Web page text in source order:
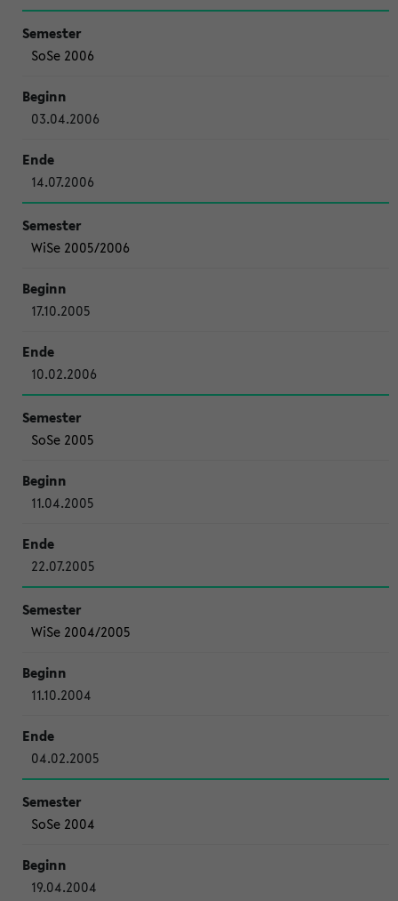
SoSe 2006
03.04.2006
14.07.2006
WiSe 2005/2006
17.10.2005
10.02.2006
SoSe 2005
11.04.2005
22.07.2005
WiSe 2004/2005
11.10.2004
04.02.2005
SoSe 2004
19.04.2004